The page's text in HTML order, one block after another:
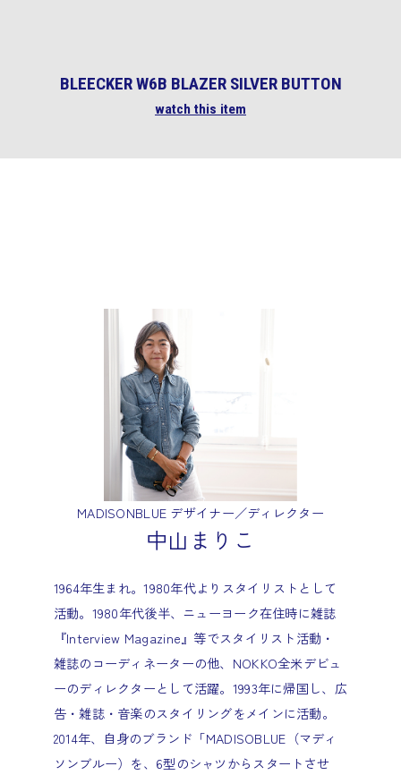
BLEECKER W6B BLAZER SILVER BUTTON
watch this item
MADISONBLUE デザイナー／ディレクター
中山まりこ
1964年生まれ。1980年代よりスタイリストとして
活動。1980年代後半、ニューヨーク在住時に雑誌
『Interview Magazine』等でスタイリスト活動・
雑誌のコーディネーターの他、NOKKO全米デビュ
ーのディレクターとして活躍。1993年に帰国し、広
告・雑誌・音楽のスタイリングをメインに活動。
2014年、自身のブランド「MADISOBLUE（マディ
ソンブルー）を、6型のシャツからスタートさせ